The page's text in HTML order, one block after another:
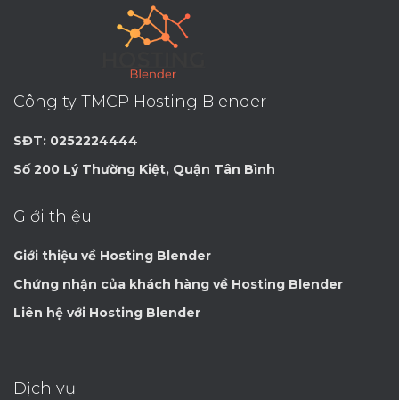
Công ty TMCP Hosting Blender
SĐT: 0252224444
Số 200 Lý Thường Kiệt, Quận Tân Bình
Giới thiệu
Giới thiệu về Hosting Blender
Chứng nhận của khách hàng về Hosting Blender
Liên hệ với Hosting Blender
Dịch vụ